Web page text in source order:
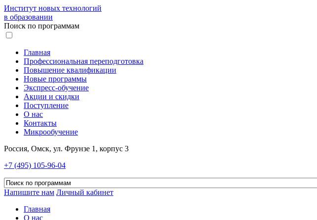
Институт новых технологий
в образовании
Поиск по программам
Главная
Профессиональная переподготовка
Повышение квалификации
Новые программы
Экспресс-обучение
Акции и скидки
Поступление
О нас
Контакты
Микрообучение
Россия, Омск, ул. Фрунзе 1, корпус 3
+7 (495) 105-96-04
Напишите нам Личный кабинет
Главная
О нас